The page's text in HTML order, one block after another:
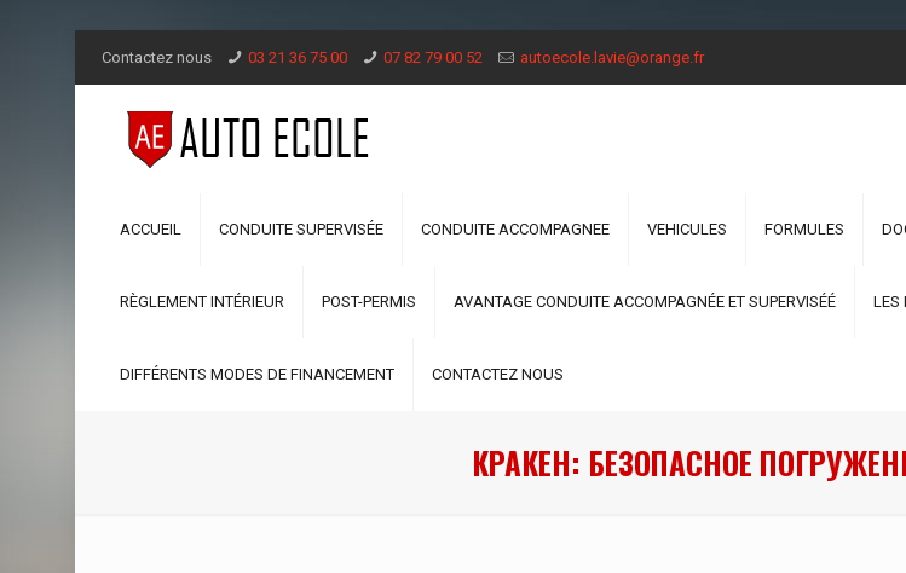
Contactez nous 03 21 36 75 00 07 82 79 00 52 autoecole.lavie@orange.fr
ACCUEIL CONDUITE SUPERVISÉE CONDUITE ACCOMPAGNEE VEHICULES FORMULES
RÈGLEMENT INTÉRIEUR POST-PERMIS AVANTAGE CONDUITE ACCOMPAGNÉE ET SUPERVISÉÉ LES
DIFFÉRENTS MODES DE FINANCEMENT CONTACTEZ NOUS
КРАКЕН: БЕЗОПАСНОЕ